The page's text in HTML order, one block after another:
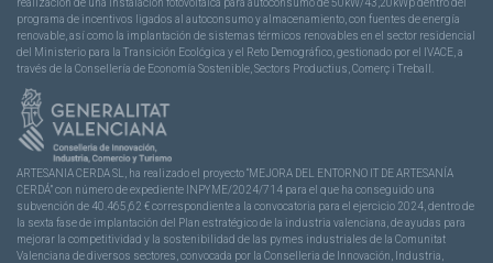
realización de una instalación fotovoltaica para autoconsumo de 50kW/43,20kWp dentro del
programa de incentivos ligados al autoconsumo y almacenamiento, con fuentes de energía
renovable, así como la implantación de sistemas térmicos renovables en el sector residencial
del Ministerio para la Transición Ecológica y el Reto Demográfico, gestionado por el IVACE, a
través de la Consellería de Economía Sostenible, Sectors Productius, Comerç i Treball.
ARTESANIA CERDA SL, ha realizado el proyecto “MEJORA DEL ENTORNO IT DE ARTESANÍA
CERDÁ” con número de expediente INPYME/2024/714 para el que ha conseguido una
subvención de 40.465,62 € correspondiente a la convocatoria para el ejercicio 2024, dentro de
la sexta fase de implantación del Plan estratégico de la industria valenciana, de ayudas para
mejorar la competitividad y la sostenibilidad de las pymes industriales de la Comunitat
Valenciana de diversos sectores, convocada por la Conselleria de Innovación, Industria,